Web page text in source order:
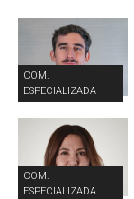
COM.
ESPECIALIZADA
COM.
ESPECIALIZADA